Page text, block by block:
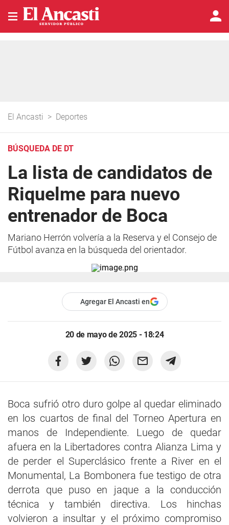
El Ancasti > Deportes
BÚSQUEDA DE DT
La lista de candidatos de
Riquelme para nuevo
entrenador de Boca
Mariano Herrón volvería a la Reserva y el Consejo de
Fútbol avanza en la búsqueda del orientador.
Agregar El Ancasti en
20 de mayo de 2025 - 18:24
Boca sufrió otro duro golpe al quedar eliminado
en los cuartos de final del Torneo Apertura en
manos de Independiente. Luego de quedar
afuera en la Libertadores contra Alianza Lima y
de perder el Superclásico frente a River en el
Monumental, La Bombonera fue testigo de otra
derrota que puso en jaque a la conducción
técnica y también directiva. Los hinchas
volvieron a insultar y el próximo compromiso